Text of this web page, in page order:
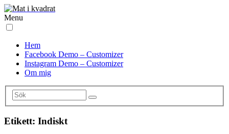
Menu
Hem
Facebook Demo – Customizer
Instagram Demo – Customizer
Om mig
Etikett: Indiskt